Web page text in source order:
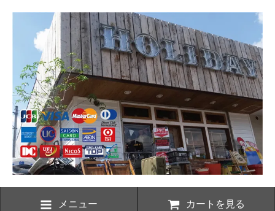
メニュー カートを見る